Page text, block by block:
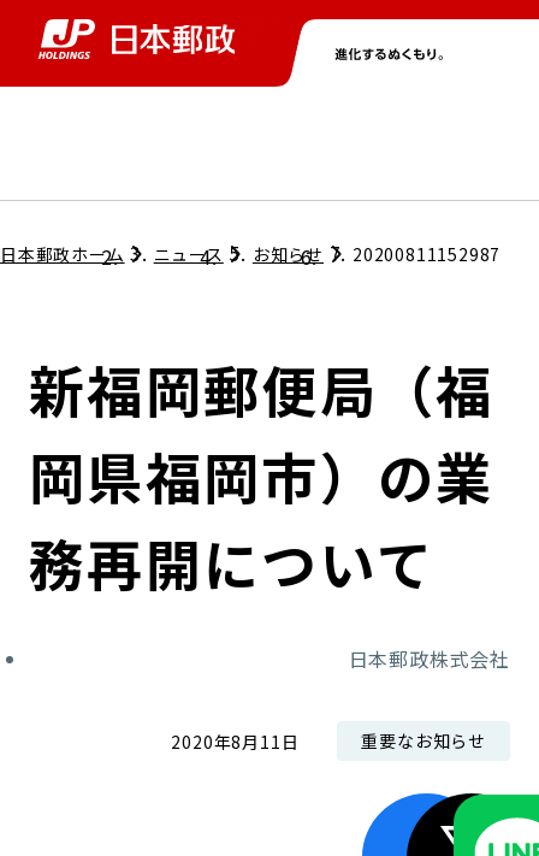
グループ情報トップ
コンプライアンス
ガバナンス
コンダクト向上の取組み
株主・投資家情報トップ
個人投資家のみなさまへ
株式情報
財務情報・IR資料
ニューストップ
サステナビリティトップ
担当役員メッセージ
サステナビリティマネジメント
持続可能な金融のフレームワーク
採用情報トップ
日本郵政ホーム ニュース お知らせ 20200811152987
新福岡郵便局（福
岡県福岡市）の業
務再開について
日本郵政株式会社
2020年8月11日 重要なお知らせ